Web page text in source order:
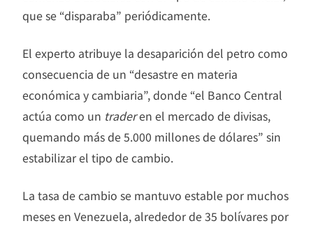
que se “disparaba” periódicamente.
El experto atribuye la desaparición del petro como
consecuencia de un “desastre en materia
económica y cambiaria”, donde “el Banco Central
actúa como un traderen el mercado de divisas,
quemando más de 5.000 millones de dólares” sin
estabilizar el tipo de cambio.
La tasa de cambio se mantuvo estable por muchos
meses en Venezuela, alrededor de 35 bolívares por